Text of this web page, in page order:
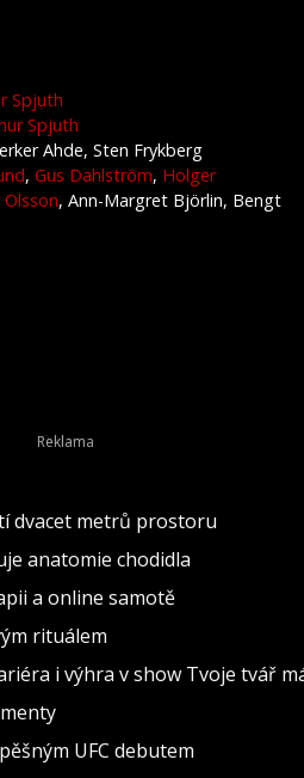
Spjuth
Spjuth
Ahde, Sten Frykberg
, Gus Dahlström, Holger
Olsson, Ann-Margret Björlin, Bengt
dvacet metrů prostoru
anatomie chodidla
a online samotě
rituálem
i výhra v show Tvoje tvář
UFC debutem